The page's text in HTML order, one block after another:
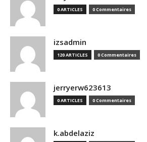
0 ARTICLES 0 Commentaires
izsadmin
120 ARTICLES 0 Commentaires
jerryerw623613
0 ARTICLES 0 Commentaires
k.abdelaziz